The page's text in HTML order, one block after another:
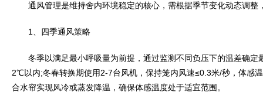
通风管理是维持舍内环境稳定的核心，需根据季节变化动态调整
1、四季通风策略
冬季以满足最小呼吸量为前提，通过监测不同负压下的温差确定
2℃以内;冬春转换期使用2-7台风机，保持笼内风速≤0.3米/秒，体感
合水帘实现风冷或蒸发降温，确保体感温度处于适宜范围。